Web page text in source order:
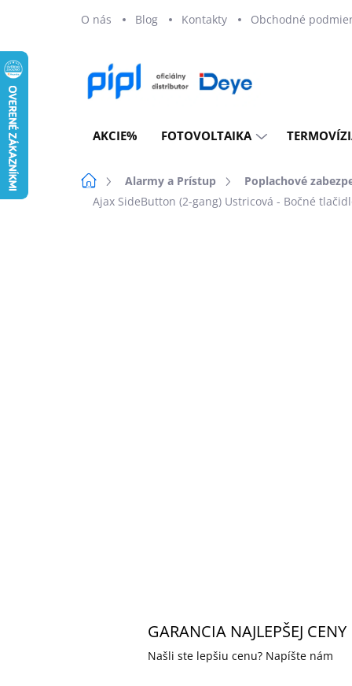
O nás Blog Kontakty Obchodné
AKCIE% FOTOVOLTAIKA
DomovAlarmy a Prístup Poplachové
Ajax SideButton (2-gang) Ustricová - Bočné
GARANCIA NAJLEPŠEJ CENY
Našli ste lepšiu cenu? Napíšte nám